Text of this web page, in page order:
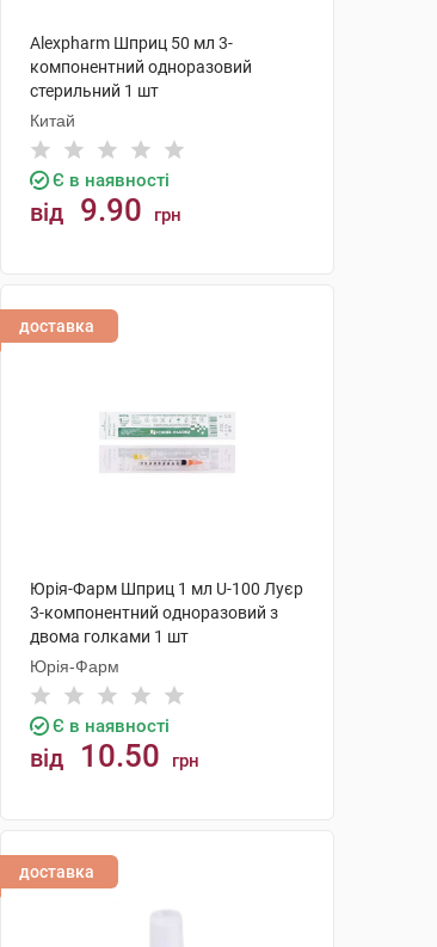
Alexpharm Шприц 50 мл 3-
компонентний одноразовий
стерильний 1 шт
Китай
Є в наявності
від 9.90 грн
доставка
Юрія-Фарм Шприц 1 мл U-100 Луєр
3-компонентний одноразовий з
двома голками 1 шт
Юрія-Фарм
Є в наявності
від 10.50 грн
доставка